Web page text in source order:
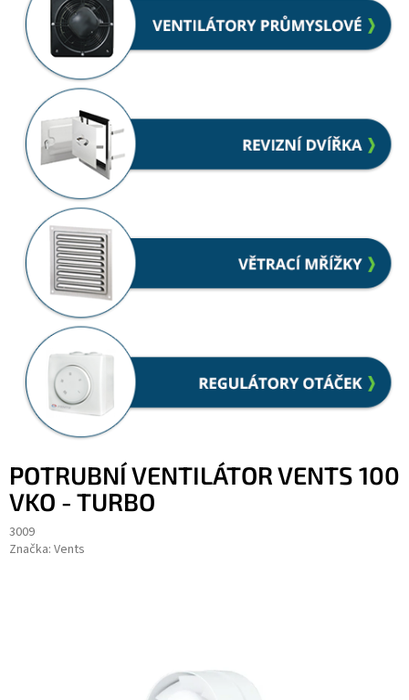
POTRUBNÍ VENTILÁTOR VENTS 100
VKO - TURBO
3009
Značka: Vents